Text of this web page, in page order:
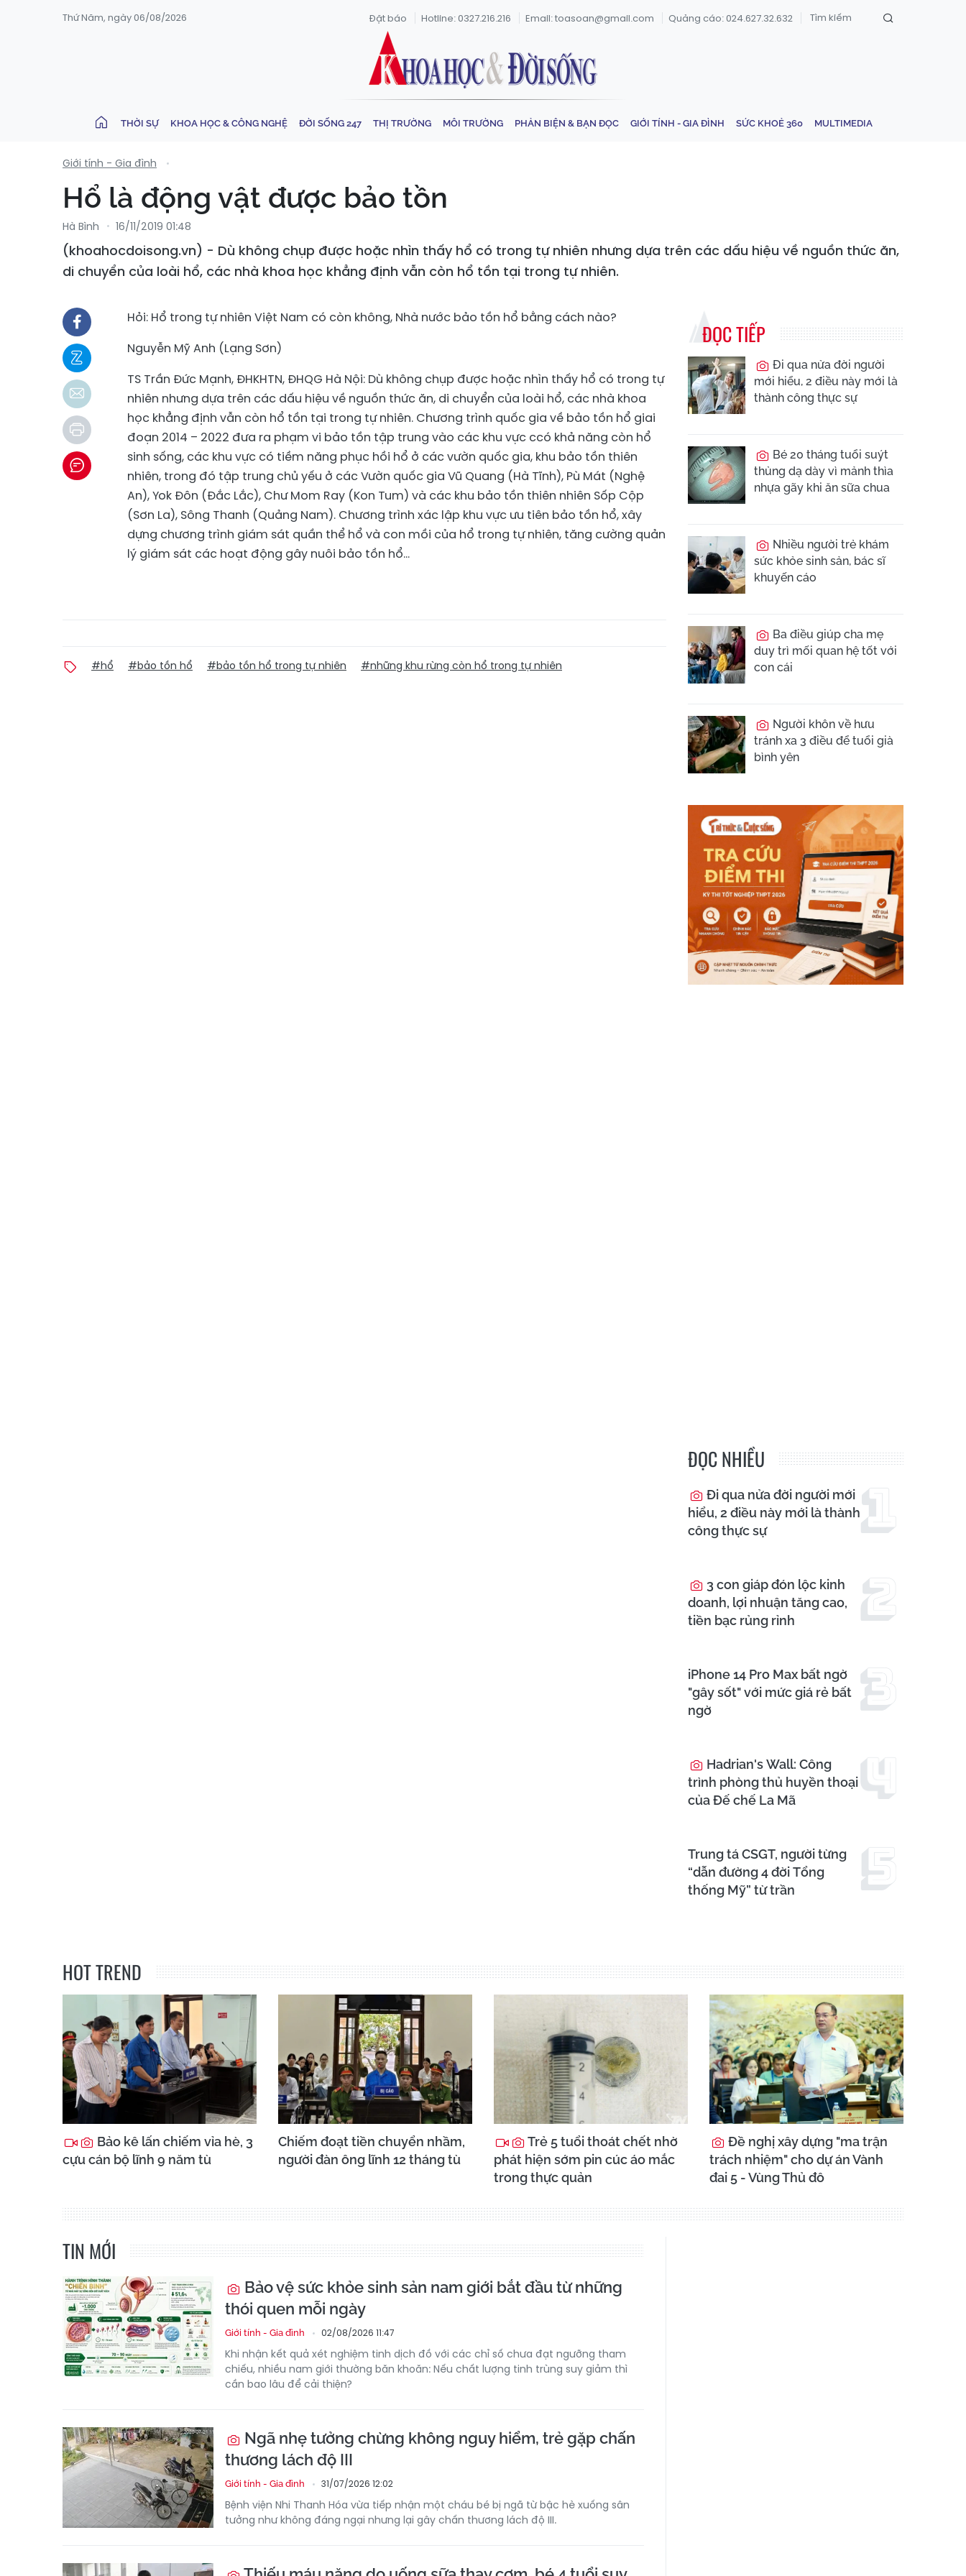
Thứ Năm, ngày 06/08/2026 Đặt báo Hotline: 0327.216.216 Email: toasoan@gmail.com Quảng cáo: 024.627.32.632
THỜI SỰ KHOA HỌC & CÔNG NGHỆ ĐỜI SỐNG 247 THỊ TRƯỜNG MÔI TRƯỜNG PHẢN BIỆN & BẠN ĐỌC GIỚI TÍNH - GIA ĐÌNH SỨC KHOẺ 360 MULTIMEDIA
Giới tính - Gia đình
Hổ là động vật được bảo tồn
Hà Bình 16/11/2019 01:48
(khoahocdoisong.vn) - Dù không chụp được hoặc nhìn thấy hổ có trong tự nhiên nhưng dựa trên các dấu hiệu về nguồn thức ăn,
di chuyển của loài hổ, các nhà khoa học khẳng định vẫn còn hổ tồn tại trong tự nhiên.
Hỏi: Hổ trong tự nhiên Việt Nam có còn không, Nhà nước bảo tồn hổ bằng cách nào?
Nguyễn Mỹ Anh (Lạng Sơn)
TS Trần Đức Mạnh, ĐHKHTN, ĐHQG Hà Nội: Dù không chụp được hoặc nhìn thấy hổ có trong tự
nhiên nhưng dựa trên các dấu hiệu về nguồn thức ăn, di chuyển của loài hổ, các nhà khoa
học khẳng định vẫn còn hổ tồn tại trong tự nhiên. Chương trình quốc gia về bảo tồn hổ giai
đoạn 2014 – 2022 đưa ra phạm vi bảo tồn tập trung vào các khu vực ccó khả năng còn hổ
sinh sống, các khu vực có tiềm năng phục hồi hổ ở các vườn quốc gia, khu bảo tồn thiên
nhiên, trong đó tập trung chủ yếu ở các Vườn quốc gia Vũ Quang (Hà Tĩnh), Pù Mát (Nghệ
An), Yok Đôn (Đắc Lắc), Chư Mom Ray (Kon Tum) và các khu bảo tồn thiên nhiên Sốp Cộp
(Sơn La), Sông Thanh (Quảng Nam). Chương trình xác lập khu vực ưu tiên bảo tồn hổ, xây
dựng chương trình giám sát quần thể hổ và con mồi của hổ trong tự nhiên, tăng cường quản
lý giám sát các hoạt động gây nuôi bảo tồn hổ...
#hổ #bảo tồn hổ #bảo tồn hổ trong tự nhiên #những khu rừng còn hổ trong tự nhiên
ĐỌC TIẾP
Đi qua nửa đời người
mới hiểu, 2 điều này mới là
thành công thực sự
Bé 20 tháng tuổi suýt
thủng dạ dày vì mảnh thìa
nhựa gãy khi ăn sữa chua
Nhiều người trẻ khám
sức khỏe sinh sản, bác sĩ
khuyến cáo
Ba điều giúp cha mẹ
duy trì mối quan hệ tốt với
con cái
Người khôn về hưu
tránh xa 3 điều để tuổi già
bình yên
ĐỌC NHIỀU
Đi qua nửa đời người mới
hiểu, 2 điều này mới là thành
công thực sự
3 con giáp đón lộc kinh
doanh, lợi nhuận tăng cao,
tiền bạc rủng rỉnh
iPhone 14 Pro Max bất ngờ
"gây sốt" với mức giá rẻ bất
ngờ
Hadrian's Wall: Công
trình phòng thủ huyền thoại
của Đế chế La Mã
Trung tá CSGT, người từng
“dẫn đường 4 đời Tổng
thống Mỹ” từ trần
HOT TREND
Bảo kê lấn chiếm vỉa hè, 3
cựu cán bộ lĩnh 9 năm tù
Chiếm đoạt tiền chuyển nhầm,
người đàn ông lĩnh 12 tháng tù
Trẻ 5 tuổi thoát chết nhờ
phát hiện sớm pin cúc áo mắc
trong thực quản
Đề nghị xây dựng "ma trận
trách nhiệm" cho dự án Vành
đai 5 - Vùng Thủ đô
TIN MỚI
Bảo vệ sức khỏe sinh sản nam giới bắt đầu từ những
thói quen mỗi ngày
Giới tính - Gia đình 02/08/2026 11:47
Khi nhận kết quả xét nghiệm tinh dịch đồ với các chỉ số chưa đạt ngưỡng tham
chiếu, nhiều nam giới thường băn khoăn: Nếu chất lượng tinh trùng suy giảm thì
cần bao lâu để cải thiện?
Ngã nhẹ tưởng chừng không nguy hiểm, trẻ gặp chấn
thương lách độ III
Giới tính - Gia đình 31/07/2026 12:02
Bệnh viện Nhi Thanh Hóa vừa tiếp nhận một cháu bé bị ngã từ bậc hè xuống sân
tưởng như không đáng ngại nhưng lại gây chấn thương lách độ III.